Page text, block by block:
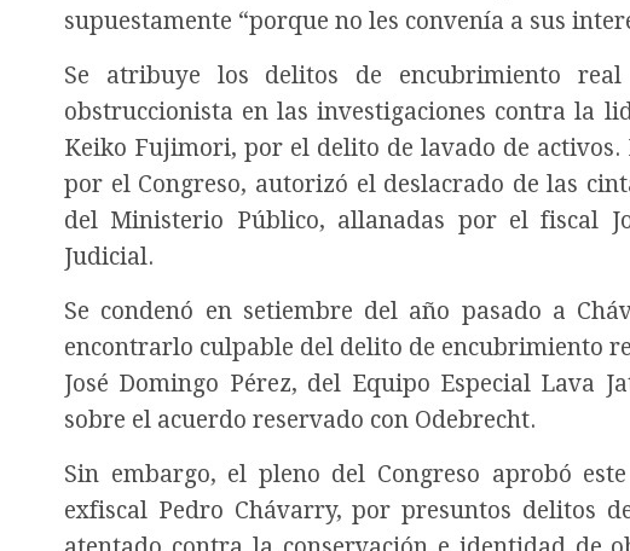
supuestamente “porque no les convenía a sus
Se atribuye los delitos de encubrimiento
obstruccionista en las investigaciones contra la
Keiko Fujimori, por el delito de lavado de
por el Congreso, autorizó el deslacrado de las
del Ministerio Público, allanadas por el fiscal
Judicial.
Se condenó en setiembre del año pasado a
encontrarlo culpable del delito de encubrimiento
José Domingo Pérez, del Equipo Especial Lava
sobre el acuerdo reservado con Odebrecht.
Sin embargo, el pleno del Congreso aprobó
exfiscal Pedro Chávarry, por presuntos delitos